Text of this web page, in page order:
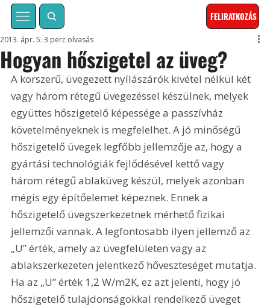
FELIRATKOZÁS
Hogyan hőszigetel az üveg?
2013. ápr. 5. 3 perc olvasás
A korszerű, üvegezett nyílászárók kivétel nélkül két
vagy három rétegű üvegezéssel készülnek, melyek
együttes hőszigetelő képessége a passzívház
követelményeknek is megfelelhet. A jó minőségű
hőszigetelő üvegek legfőbb jellemzője az, hogy a
gyártási technológiák fejlődésével kettő vagy
három rétegű ablaküveg készül, melyek azonban
mégis egy építőelemet képeznek. Ennek a
hőszigetelő üvegszerkezetnek mérhető fizikai
jellemzői vannak. A legfontosabb ilyen jellemző az
„U” érték, amely az üvegfelületen vagy az
ablakszerkezeten jelentkező hőveszteséget mutatja.
Ha az „U” érték 1,2 W/m2K, ez azt jelenti, hogy jó
hőszigetelő tulajdonságokkal rendelkező üveget